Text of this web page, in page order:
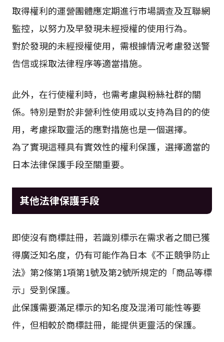
取得權利的運營團體應定期進行市場調查及互聯網
監控，以努力及早發現未經授權的使用行為。
對於發現的未經授權使用，需根據情況考慮發送警
告信或採取法律程序等適當措施。
此外，在行使權利時，也需考慮與粉絲社群的關
係。特別是對於非營利性使用或以支持為目的的使
用，考慮採取靈活的應對措施也是一個選擇。
為了實現這種具有實效性的權利保護，選擇適當的
日本法律保護手段至關重要。
其他法律保護手段
即使沒有商標註冊，若識別標示在需求者之間已獲
得廣泛知名度，仍有可能作為日本《不正競爭防止
法》第2條第1項第1號及第2號所規定的「商品等標
示」受到保護。
此保護需要滿足標示的知名度及混淆可能性等要
件，但相較於商標註冊，能提供更靈活的保護。